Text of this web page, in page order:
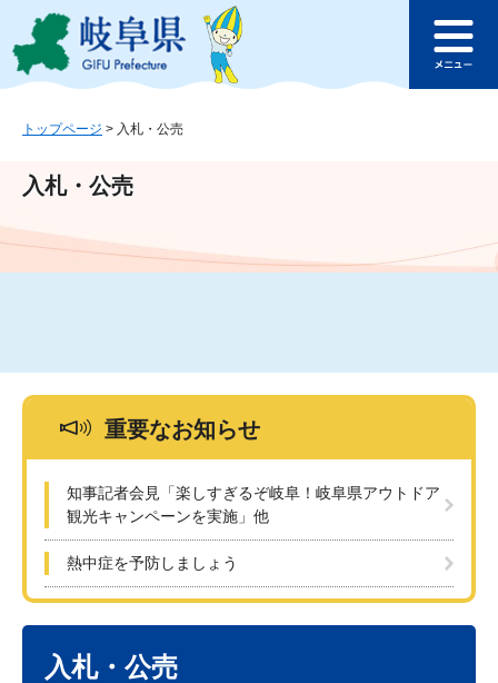
ジ
ュ
文
このページの本文へ
ュ
トップページ > 入札・公売
入札・公売
重要なお知らせ
知事記者会見「楽しすぎるぞ岐阜！岐阜県アウトドア
観光キャンペーンを実施」他
熱中症を予防しましょう
入札・公売